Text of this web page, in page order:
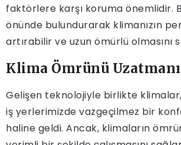
faktörlere karşı koruma önemlidir.
önünde bulundurarak klimanızın
artırabilir ve uzun ömürlü olmasını
Klima Ömrünü
Gelişen teknolojiyle birlikte
iş yerlerimizde vazgeçilmez bir
haline geldi. Ancak, klimaların